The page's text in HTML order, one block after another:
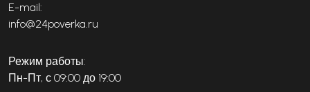
E-mail:
info@24poverka.ru
Режим работы:
Пн-Пт, с 09:00 до 19:00